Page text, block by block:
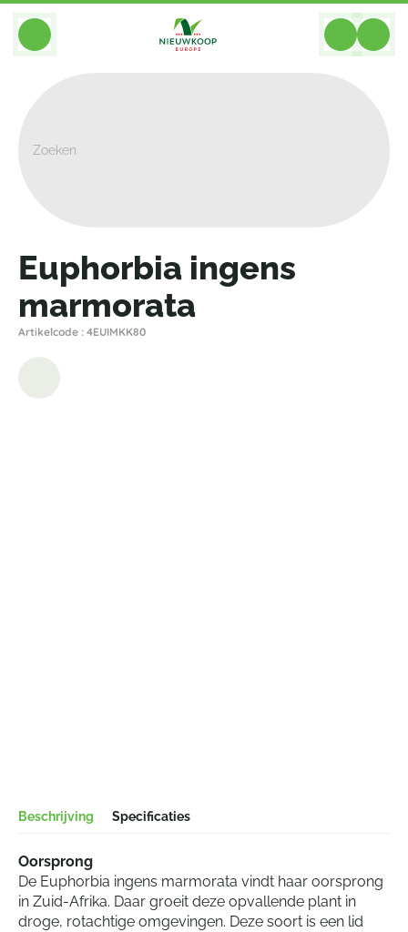
BACK
Euphorbia ingens
marmorata
Artikelcode : 4EUIMKK80
Beschrijving Specificaties
Oorsprong
De Euphorbia ingens marmorata vindt haar oorsprong
in Zuid-Afrika. Daar groeit deze opvallende plant in
droge, rotachtige omgevingen. Deze soort is een lid